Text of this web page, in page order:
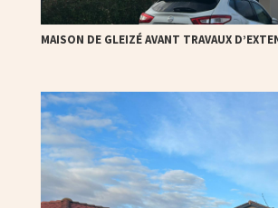
MAISON DE GLEIZÉ AVANT TRAVAUX